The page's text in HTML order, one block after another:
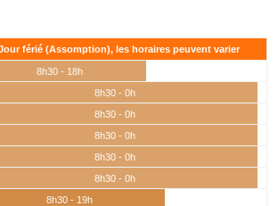
férié (Assomption), les horaires peuvent varier
8h30 - 18h
8h30 - 0h
8h30 - 0h
8h30 - 0h
8h30 - 0h
8h30 - 0h
8h30 - 19h